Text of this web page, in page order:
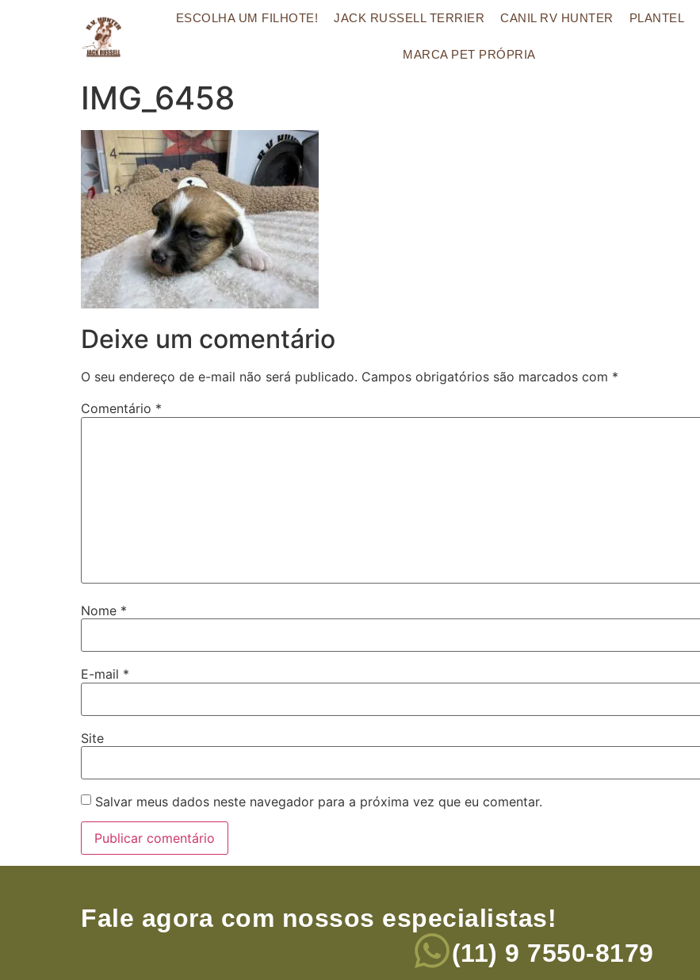
ESCOLHA UM FILHOTE! JACK RUSSELL TERRIER CANIL RV HUNTER PLANTEL
MARCA PET PRÓPRIA
IMG_6458
Deixe um comentário
O seu endereço de e-mail não será publicado. Campos obrigatórios são marcados com *
Comentário *
Nome *
E-mail *
Site
Salvar meus dados neste navegador para a próxima vez que eu comentar.
Fale agora com nossos especialistas!
(11) 9 7550-8179